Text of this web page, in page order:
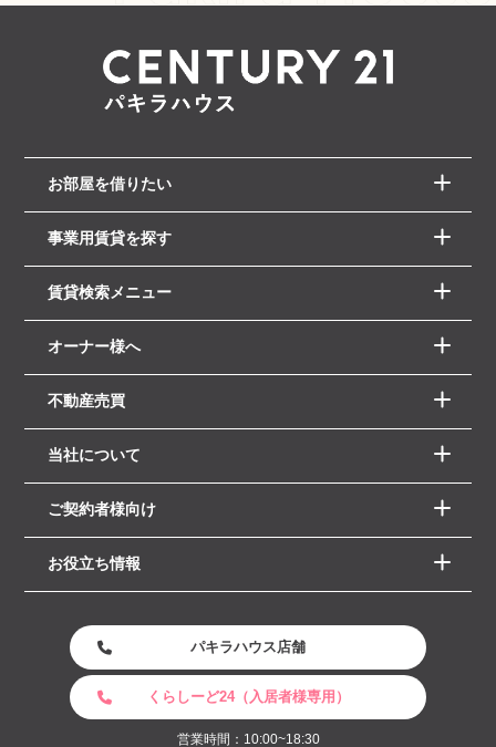
お部屋を借りたい
事業用賃貸を探す
賃貸検索メニュー
オーナー様へ
不動産売買
当社について
ご契約者様向け
お役立ち情報
パキラハウス店舗
くらしーど24（入居者様専用）
営業時間：10:00~18:30